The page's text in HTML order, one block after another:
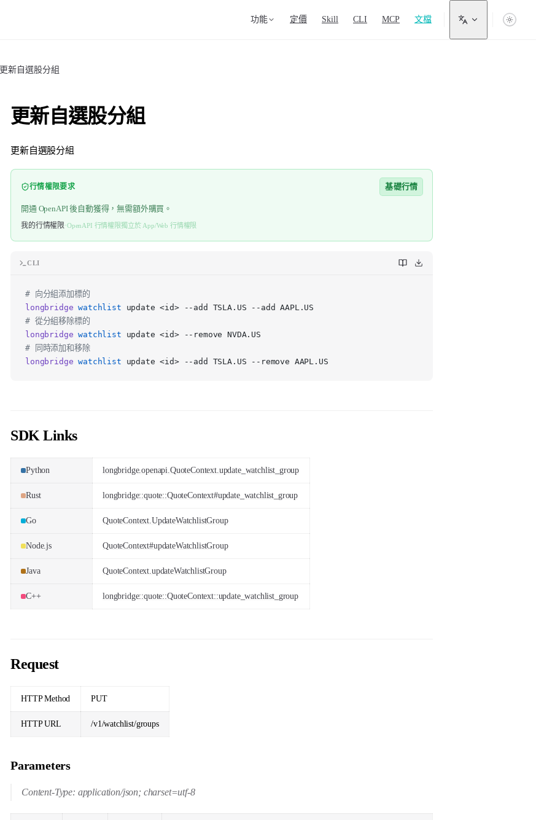
功能 定價 Skill CLI MCP 文檔
更新自選股分組
更新自選股分組
更新自選股分組
行情權限要求 基礎行情
開通 OpenAPI 後自動獲得，無需額外購買。
我的行情權限·OpenAPI 行情權限獨立於 App/Web 行情權限
CLI
# 向分組添加標的
longbridge watchlist
update <id> --add TSLA.US --add AAPL.US
# 從分組移除標的
longbridge watchlist
update <id> --remove NVDA.US
# 同時添加和移除
longbridge watchlist update <id> --add TSLA.US --remove AAPL.US
SDK Links
Python longbridge.openapi.QuoteContext.update_watchlist_group
Rust longbridge::quote::QuoteContext#update_watchlist_group
Go QuoteContext.UpdateWatchlistGroup
Node.js QuoteContext#updateWatchlistGroup
Java QuoteContext.updateWatchlistGroup
C++ longbridge::quote::QuoteContext::update_watchlist_group
Request
HTTP Method PUT
HTTP URL /v1/watchlist/groups
Parameters
Content-Type: application/json; charset=utf-8